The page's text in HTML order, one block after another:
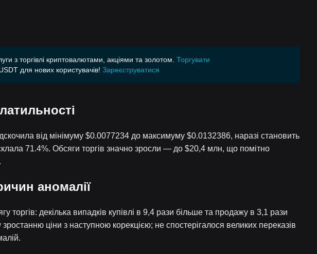
з торгівлі криптовалютами, акціями та золотом. Торгувати
для нових користувачів! Зареєструватися
від мінімуму $0.0077234 до максимуму $0.0132386, наразі становить
71.4%. Обсяги торгів значно зросли — до $20,4 млн, що помітно
аномалії
торгів: декілька випадків купівлі в 9,4 рази більше та продажу в 3,1 рази
ціни з наступною корекцією; не спостерігалося великих переказів